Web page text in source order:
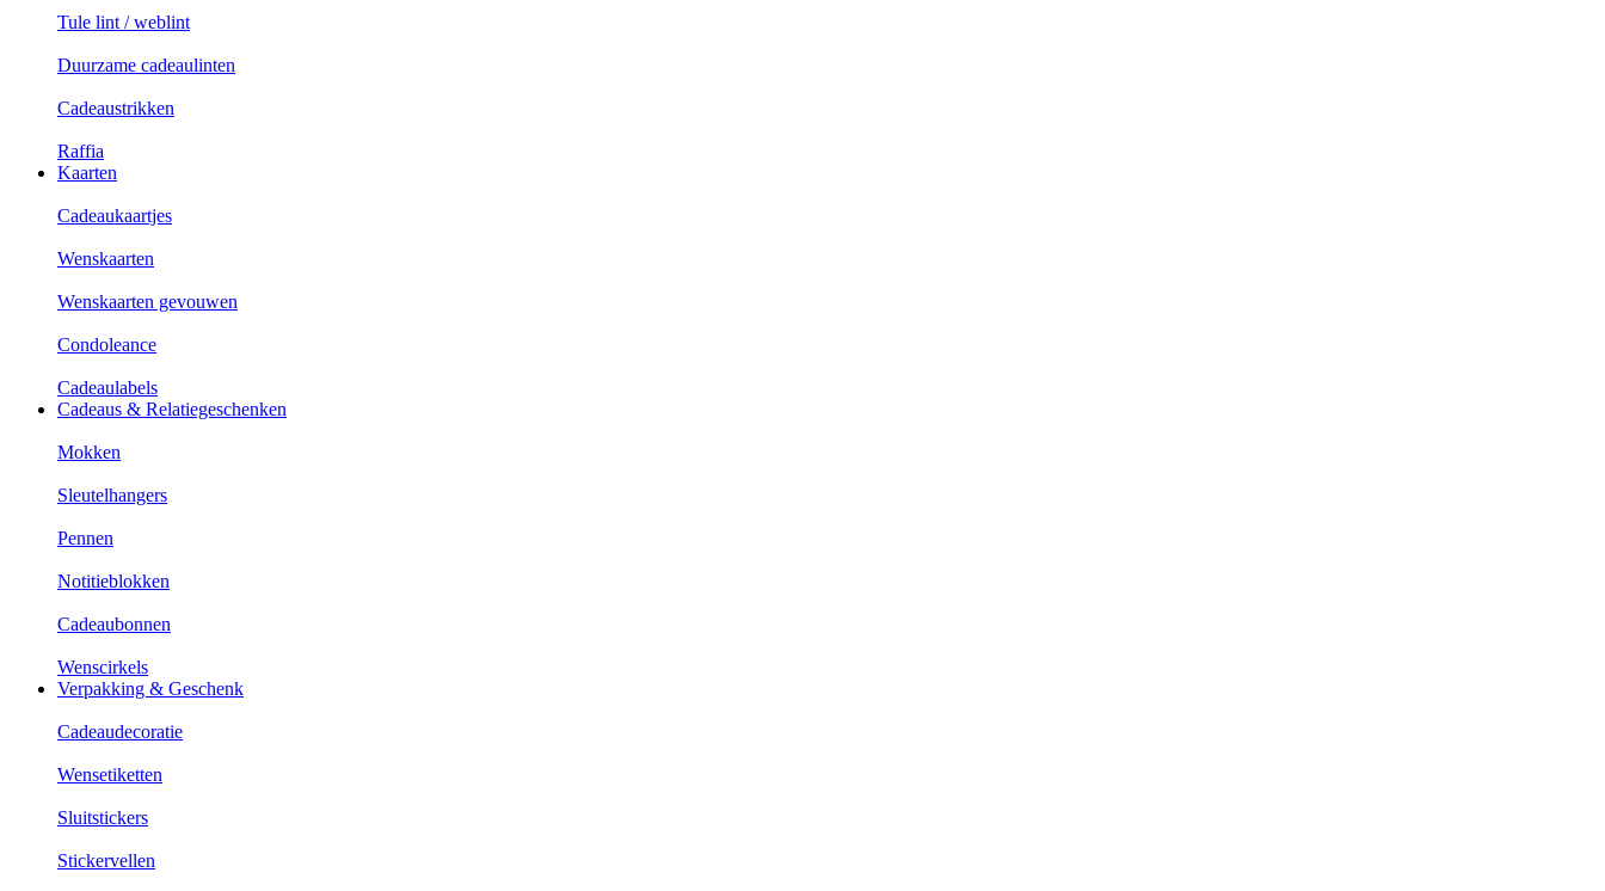
Tule lint / weblint
Duurzame cadeaulinten
Cadeaustrikken
Raffia
Kaarten
Cadeaukaartjes
Wenskaarten
Wenskaarten gevouwen
Condoleance
Cadeaulabels
Cadeaus & Relatiegeschenken
Mokken
Sleutelhangers
Pennen
Notitieblokken
Cadeaubonnen
Wenscirkels
Verpakking & Geschenk
Cadeaudecoratie
Wensetiketten
Sluitstickers
Stickervellen